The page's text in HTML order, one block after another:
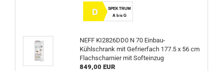
D
SPEKTRUM
A bis G
NEFF KI2826DD0 N 70 Einbau-
Kühlschrank mit Gefrierfach 177.5 x 56 cm
Flachscharnier mit Softeinzug
849,00 EUR